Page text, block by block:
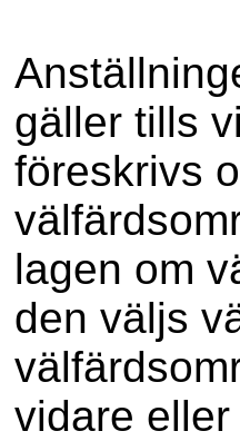
gäller tills
föreskrivs
lagen om
den väljs
vidare